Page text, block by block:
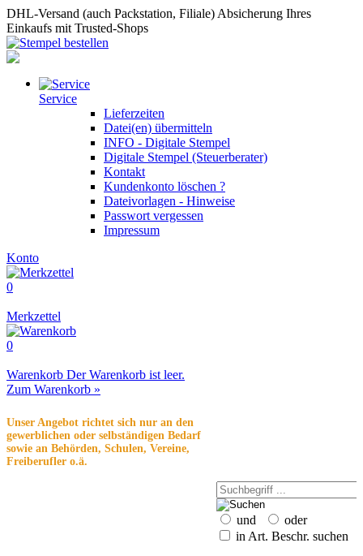
DHL-Versand (auch Packstation, Filiale) Absicherung Ihres
Einkaufs mit Trusted-Shops
Service
Lieferzeiten
Datei(en) übermitteln
INFO - Digitale Stempel
Digitale Stempel (Steuerberater)
Kontakt
Kundenkonto löschen ?
Dateivorlagen - Hinweise
Passwort vergessen
Impressum
Konto
0
Merkzettel
0
Warenkorb Der Warenkorb ist leer.
Zum Warenkorb »
Unser Angebot richtet sich nur an den
gewerblichen oder selbständigen Bedarf
sowie an Behörden, Schulen, Vereine,
Freiberufler o.ä.
und
oder
in Art. Beschr. suchen